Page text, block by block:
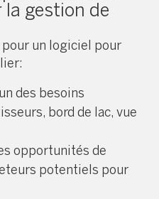
la gestion de
un logiciel pour
des besoins
bord de lac, vue
opportunités de
potentiels pour